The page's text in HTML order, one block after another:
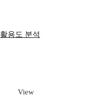
활용도 분석
View